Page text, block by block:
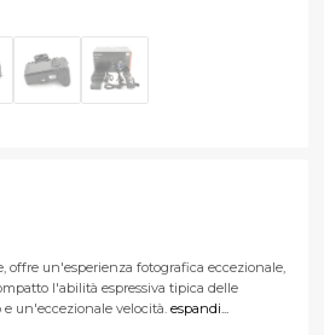
offre un'esperienza fotografica eccezionale,
l'abilità espressiva tipica delle
un'eccezionale velocità. espandi...